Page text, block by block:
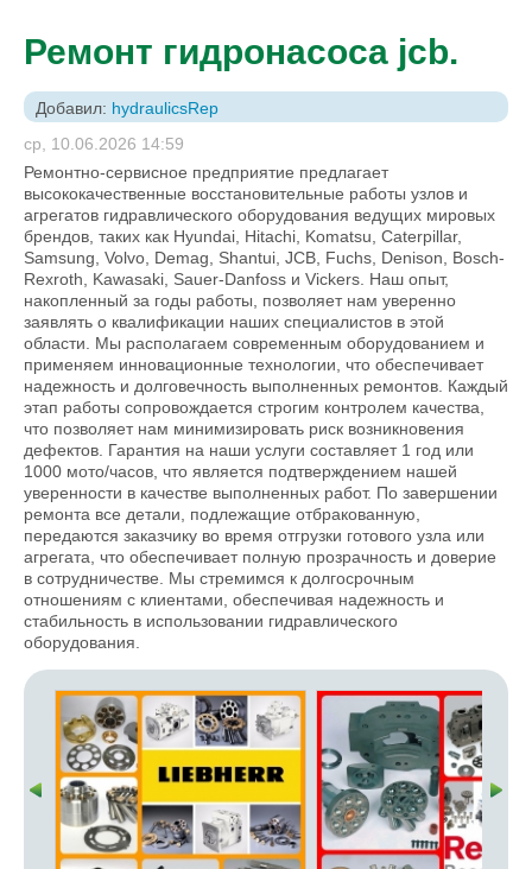
Ремонт гидронасоса jcb.
Добавил: hydraulicsRep
ср, 10.06.2026 14:59
Ремонтно-сервисное предприятие предлагает
высококачественные восстановительные работы узлов и
агрегатов гидравлического оборудования ведущих мировых
брендов, таких как Hyundai, Hitachi, Komatsu, Caterpillar,
Samsung, Volvo, Demag, Shantui, JCB, Fuchs, Denison, Bosch-
Rexroth, Kawasaki, Sauer-Danfoss и Vickers. Наш опыт,
накопленный за годы работы, позволяет нам уверенно
заявлять о квалификации наших специалистов в этой
области. Мы располагаем современным оборудованием и
применяем инновационные технологии, что обеспечивает
надежность и долговечность выполненных ремонтов. Каждый
этап работы сопровождается строгим контролем качества,
что позволяет нам минимизировать риск возникновения
дефектов. Гарантия на наши услуги составляет 1 год или
1000 мото/часов, что является подтверждением нашей
уверенности в качестве выполненных работ. По завершении
ремонта все детали, подлежащие отбракованную,
передаются заказчику во время отгрузки готового узла или
агрегата, что обеспечивает полную прозрачность и доверие
в сотрудничестве. Мы стремимся к долгосрочным
отношениям с клиентами, обеспечивая надежность и
стабильность в использовании гидравлического
оборудования.